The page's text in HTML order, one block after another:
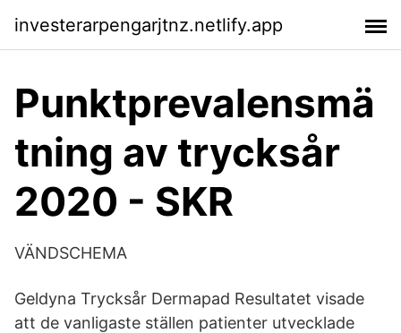
investerarpengarjtnz.netlify.app
Punktprevalensmä
tning av trycksår
2020 - SKR
VÄNDSCHEMA
Geldyna Trycksår Dermapad Resultatet visade
att de vanligaste ställen patienter utvecklade